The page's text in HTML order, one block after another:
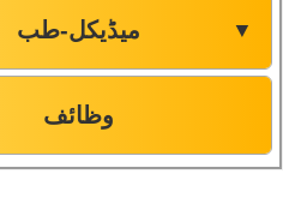
میڈیکل-طب ▼
وظائف